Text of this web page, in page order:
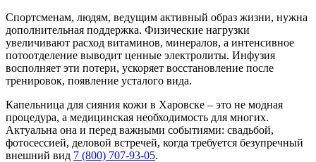
Спортсменам, людям, ведущим активный образ жизни, нужна
дополнительная поддержка. Физические нагрузки
увеличивают расход витаминов, минералов, а интенсивное
потоотделение выводит ценные электролиты. Инфузия
восполняет эти потери, ускоряет восстановление после
тренировок, появление усталого вида.
Капельница для сияния кожи в Харовске – это не модная
процедура, а медицинская необходимость для многих.
Актуальна она и перед важными событиями: свадьбой,
фотосессией, деловой встречей, когда требуется безупречный
внешний вид 7 (800) 707-93-05.